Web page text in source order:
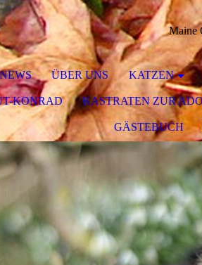
Maine
ÜBER UNS KATZEN
KONRAD KASTRATEN ZUR
GÄSTEBUCH